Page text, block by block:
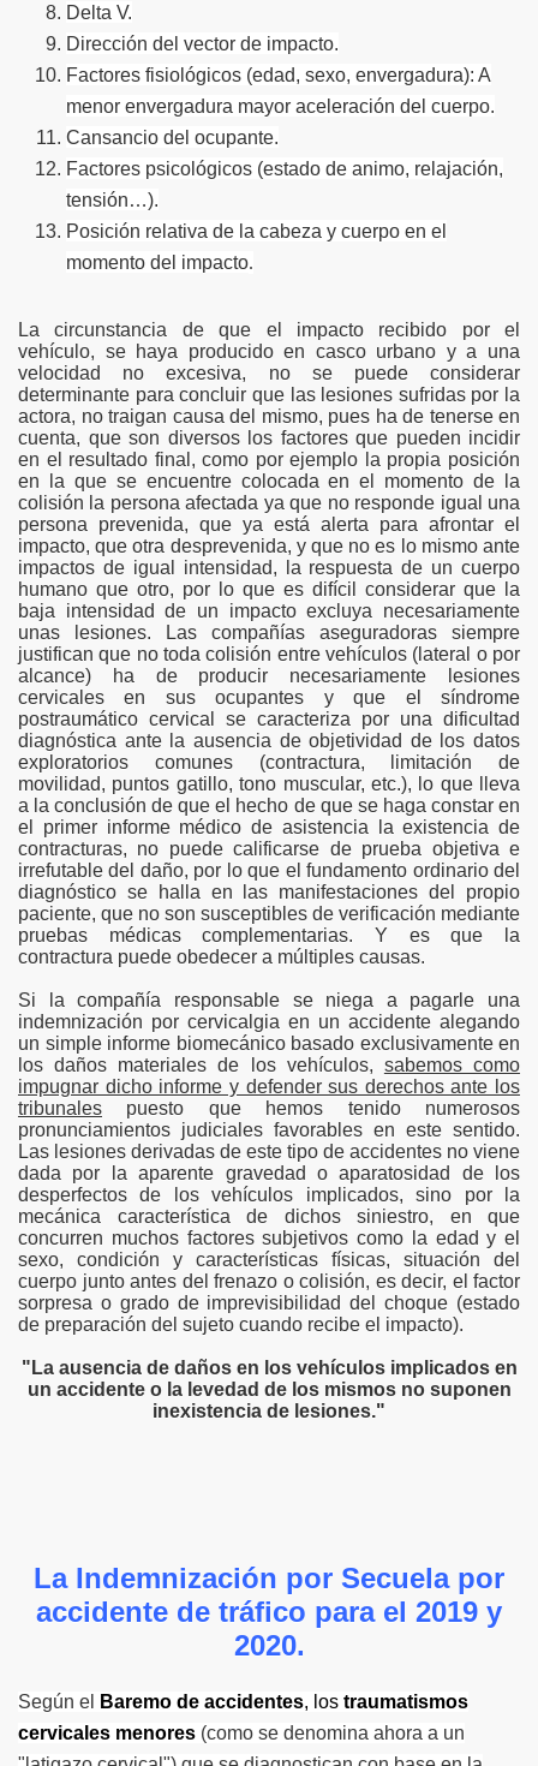
Delta V.
Dirección del vector de impacto.
Factores fisiológicos (edad, sexo, envergadura): A
menor envergadura mayor aceleración del cuerpo.
Cansancio del ocupante.
Factores psicológicos (estado de animo, relajación,
tensión…).
Posición relativa de la cabeza y cuerpo en el
momento del impacto.
La circunstancia de que el impacto recibido por el
vehículo, se haya producido en casco urbano y a una
velocidad no excesiva, no se puede considerar
determinante para concluir que las lesiones sufridas por la
actora, no traigan causa del mismo, pues ha de tenerse en
cuenta, que son diversos los factores que pueden incidir
en el resultado final, como por ejemplo la propia posición
en la que se encuentre colocada en el momento de la
colisión la persona afectada ya que no responde igual una
persona prevenida, que ya está alerta para afrontar el
impacto, que otra desprevenida, y que no es lo mismo ante
impactos de igual intensidad, la respuesta de un cuerpo
humano que otro, por lo que es difícil considerar que la
baja intensidad de un impacto excluya necesariamente
unas lesiones. Las compañías aseguradoras siempre
justifican que no toda colisión entre vehículos (lateral o por
alcance) ha de producir necesariamente lesiones
cervicales en sus ocupantes y que el síndrome
postraumático cervical se caracteriza por una dificultad
diagnóstica ante la ausencia de objetividad de los datos
exploratorios comunes (contractura, limitación de
movilidad, puntos gatillo, tono muscular, etc.), lo que lleva
a la conclusión de que el hecho de que se haga constar en
el primer informe médico de asistencia la existencia de
contracturas, no puede calificarse de prueba objetiva e
irrefutable del daño, por lo que el fundamento ordinario del
diagnóstico se halla en las manifestaciones del propio
paciente, que no son susceptibles de verificación mediante
pruebas médicas complementarias. Y es que la
contractura puede obedecer a múltiples causas.
Si la compañía responsable se niega a pagarle una
indemnización por cervicalgia en un accidente alegando
un simple informe biomecánico basado exclusivamente en
los daños materiales de los vehículos, sabemos como
impugnar dicho informe y defender sus derechos ante los
tribunales puesto que hemos tenido numerosos
pronunciamientos judiciales favorables en este sentido.
Las lesiones derivadas de este tipo de accidentes no viene
dada por la aparente gravedad o aparatosidad de los
desperfectos de los vehículos implicados, sino por la
mecánica característica de dichos siniestro, en que
concurren muchos factores subjetivos como la edad y el
sexo, condición y características físicas, situación del
cuerpo junto antes del frenazo o colisión, es decir, el factor
sorpresa o grado de imprevisibilidad del choque (estado
de preparación del sujeto cuando recibe el impacto).
"La ausencia de daños en los vehículos implicados en
un accidente o la levedad de los mismos no suponen
inexistencia de lesiones."
La Indemnización por Secuela por
accidente de tráfico para el 2019 y
2020.
Según el Baremo de accidentes, los traumatismos
cervicales menores (como se denomina ahora a un